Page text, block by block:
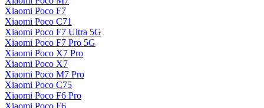
Xiaomi Poco F7
Xiaomi Poco C71
Xiaomi Poco F7 Ultra 5G
Xiaomi Poco F7 Pro 5G
Xiaomi Poco X7 Pro
Xiaomi Poco X7
Xiaomi Poco M7 Pro
Xiaomi Poco C75
Xiaomi Poco F6 Pro
Xiaomi Poco F6